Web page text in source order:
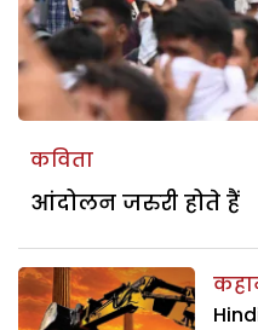
कविता
आंदोलन जरुरी होते हैं